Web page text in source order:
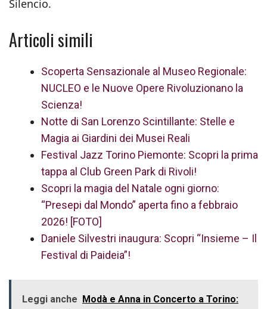
Silencio.
Articoli simili
Scoperta Sensazionale al Museo Regionale:
NUCLEO e le Nuove Opere Rivoluzionano la
Scienza!
Notte di San Lorenzo Scintillante: Stelle e
Magia ai Giardini dei Musei Reali
Festival Jazz Torino Piemonte: Scopri la prima
tappa al Club Green Park di Rivoli!
Scopri la magia del Natale ogni giorno:
“Presepi dal Mondo” aperta fino a febbraio
2026! [FOTO]
Daniele Silvestri inaugura: Scopri “Insieme – Il
Festival di Paideia”!
Leggi anche Modà e Anna in Concerto a Torino: